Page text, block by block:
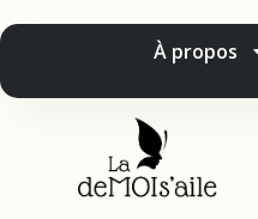
À propos